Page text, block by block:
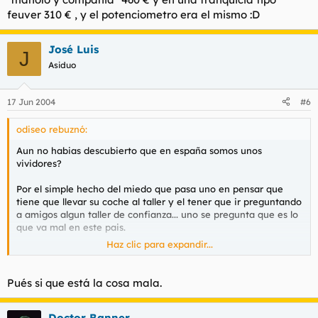
Si vamos a recogerlo y el tio nos dice que son por ejemplo 500
euros, porque ha tenido que cambiar no se que pieza y tal del
sistema electrico vamos y caemos en la trampa.
Mi padre estoy seguro que por tal de tener el coche listo para
poder salir de viaje lo paga.
Te la pueden meter doblada y sacarte el dinero por la cara.
feuver 310 € , y el potenciometro era el mismo :D
J José Luis
Asiduo
17 Jun 2004 #6
odiseo rebuznó:
Aun no habias descubierto que en españa somos unos
vividores?
Por el simple hecho del miedo que pasa uno en pensar que
tiene que llevar su coche al taller y el tener que ir preguntando
a amigos algun taller de confianza... uno se pregunta que es lo
que va mal en este pais.
Pues nada un dia mi padre llegó de viaje desde Alemania y
se le habia parado el limpia parabrisas del coche.
Haz clic para expandir...
Pués si que está la cosa mala.